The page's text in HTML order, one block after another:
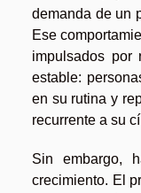
demanda de un
Ese
impulsados por
estable:
en su rutina y
recurrente a su
Sin embargo,
crecimiento. El